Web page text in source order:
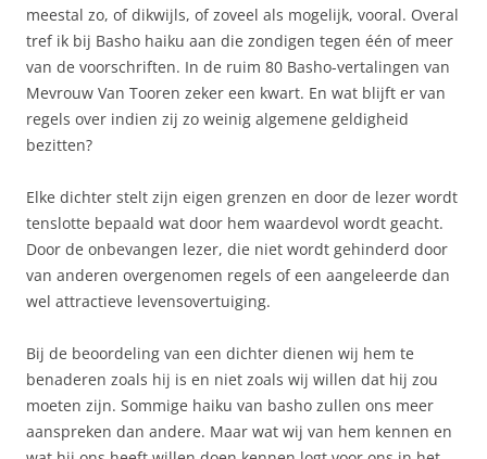
meestal zo, of dikwijls, of zoveel als mogelijk, vooral. Overal
tref ik bij Basho haiku aan die zondigen tegen één of meer
van de voorschriften. In de ruim 80 Basho-vertalingen van
Mevrouw Van Tooren zeker een kwart. En wat blijft er van
regels over indien zij zo weinig algemene geldigheid
bezitten?
Elke dichter stelt zijn eigen grenzen en door de lezer wordt
tenslotte bepaald wat door hem waardevol wordt geacht.
Door de onbevangen lezer, die niet wordt gehinderd door
van anderen overgenomen regels of een aangeleerde dan
wel attractieve levensovertuiging.
Bij de beoordeling van een dichter dienen wij hem te
benaderen zoals hij is en niet zoals wij willen dat hij zou
moeten zijn. Sommige haiku van basho zullen ons meer
aanspreken dan andere. Maar wat wij van hem kennen en